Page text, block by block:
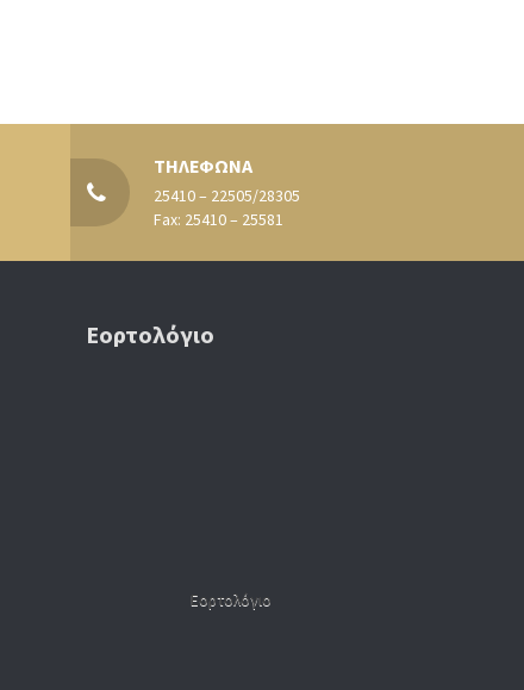
ΤΗΛΕΦΩΝΑ
25410 – 22505/28305
Fax: 25410 – 25581
Εορτολόγιο
Εορτολόγιο